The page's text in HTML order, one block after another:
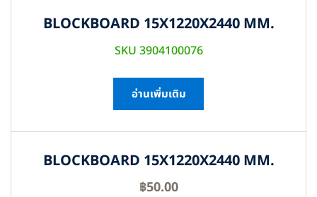
BLOCKBOARD 15X1220X2440 MM.
SKU 3904100076
อ่านเพิ่มเติม
BLOCKBOARD 15X1220X2440 MM.
฿50.00